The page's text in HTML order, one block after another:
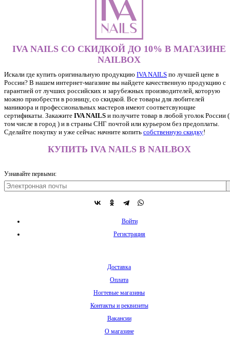
IVA NAILS СО СКИДКОЙ ДО 10% В МАГАЗИНЕ
NAILBOX
Искали где купить оригинальную продукцию IVA NAILS по лучшей цене в
России? В нашем интернет-магазине вы найдете качественную продукцию с
гарантией от лучших российских и зарубежных производителей, которую
можно приобрести в розницу, со скидкой. Все товары для любителей
маникюра и профессиональных мастеров имеют соответсвующие
сертификаты. Закажите IVA NAILS и получите товар в любой уголок России
том числе в город ) и в страны СНГ почтой или курьером без предоплаты.
Сделайте покупку и уже сейчас начните копить собственную скидку!
КУПИТЬ IVA NAILS В NAILBOX
Узнавайте первыми:
Войти
Регистрация
Доставка
Оплата
Ногтевые магазины
Контакты и реквизиты
Вакансии
О магазине